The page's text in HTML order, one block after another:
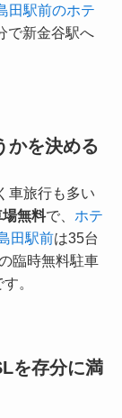
田駅前のホテ
で新金谷駅へ
かを決める
車旅行も多い
無料で、 ホテ
田駅前は35台
臨時無料駐車
。
を存分に満